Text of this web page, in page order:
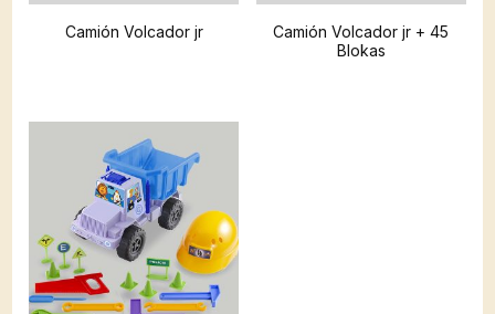
Camión Volcador jr
Camión Volcador jr + 45
Blokas